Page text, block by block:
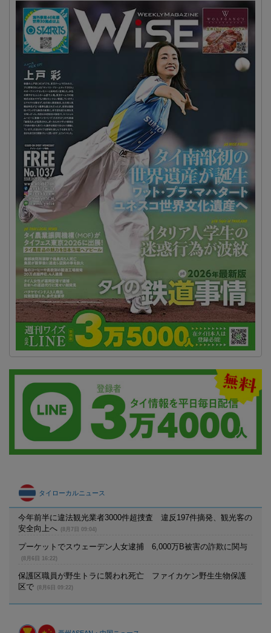
タイローカルニュース
今年前半に違法観光業者3000件超捜査 違反197件摘発、観光客の
安全向上へ
(8月7日 09:04)
プーケットでスウェーデン人女逮捕 6,000万B被害の詐欺に関与
(8月6日 16:22)
保護区職員が野生トラに襲われ死亡 ファイカケン野生生物保護
区で
(8月6日 09:22)